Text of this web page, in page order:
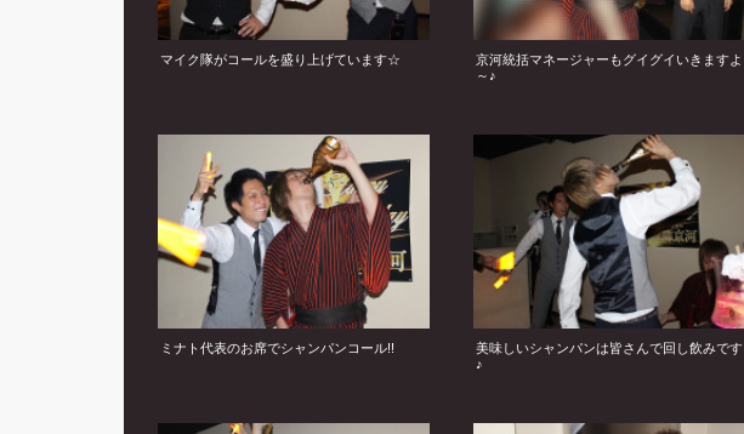
マイク隊がコールを盛り上げています☆
京河統括マネージャーもグイグイいきますよ
～♪
ミナト代表のお席でシャンパンコール!!
美味しいシャンパンは皆さんで回し飲みです
♪